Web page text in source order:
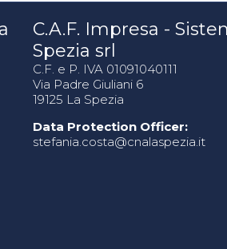
C.A.F. Impresa -
Spezia srl
C.F. e P. IVA 01091040111
Via Padre Giuliani 6
19125 La Spezia
Data Protection Officer:
stefania.costa@cnalaspezia.it